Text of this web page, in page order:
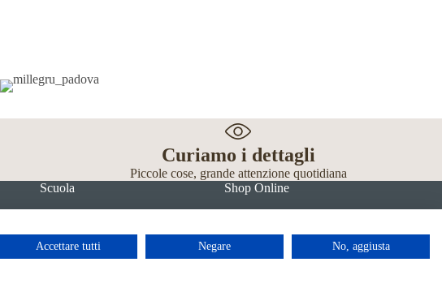
Curiamo i dettagli
Piccole cose, grande attenzione quotidiana
Scuola Shop Online
Accettare tutti Negare No, aggiusta